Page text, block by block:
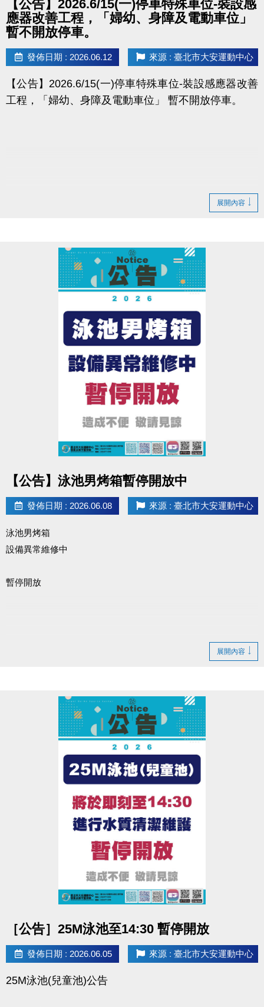
【公告】2026.6/15(一)停車特殊車位-裝設感
應器改善工程，「婦幼、身障及電動車位」
暫不開放停車。
發佈日期 : 2026.06.12 來源 : 臺北市大安運動中心
【公告】2026.6/15(一)停車特殊車位-裝設感應器改善
工程，「婦幼、身障及電動車位」 暫不開放停車。
展開內容
【公告】泳池男烤箱暫停開放中
發佈日期 : 2026.06.08 來源 : 臺北市大安運動中心
泳池男烤箱
設備異常維修中
暫停開放
展開內容
［公告］25M泳池至14:30 暫停開放
發佈日期 : 2026.06.05 來源 : 臺北市大安運動中心
25M泳池(兒童池)公告